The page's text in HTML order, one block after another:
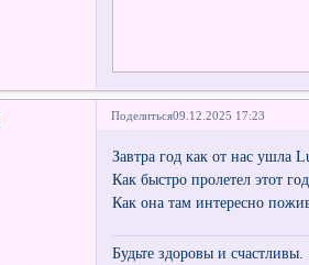
Поделиться09.12.2025 17:23
Завтра год как от нас ушла
Как быстро пролетел этот
Как она там интересно
Будьте здоровы и счастливы.